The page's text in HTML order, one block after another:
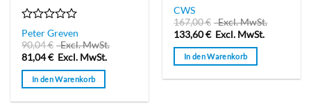
Bewertet
mit
0
von
5
Peter Greven
90,04€
Excl. MwSt.
81,04€ Excl. MwSt.
In den Warenkorb
Bewertet
mit
0
von
5
CWS
167,00€
Excl. MwSt.
133,60€ Excl. MwSt.
In den Warenkorb